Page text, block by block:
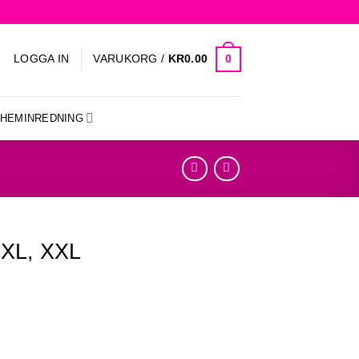
LOGGA IN VARUKORG / KR0.00 0
HEMINREDNING
XXL